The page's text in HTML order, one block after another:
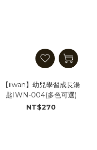
【iiwan】幼兒學習成長湯
匙IWN-004(多色可選)
NT$270